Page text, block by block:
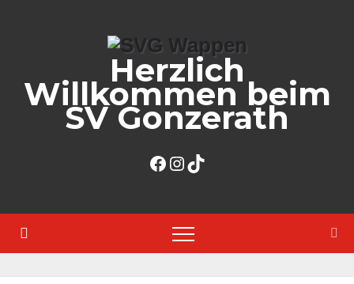
Herzlich
Willkommen beim
SV Gonzerath
Facebook
Instagram
TikTok